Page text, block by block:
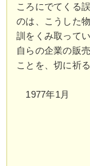
ころにでてくる
のは、こうした
訓をくみ取って
自らの企業の販
ことを、切に祈
1977年1月